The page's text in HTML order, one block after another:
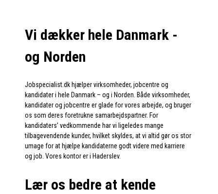
Vi dækker hele Danmark -
og Norden
Jobspecialist.dk hjælper virksomheder, jobcentre og
kandidater i hele Danmark – og i Norden. Både virksomheder,
kandidater og jobcentre er glade for vores arbejde, og bruger
os som deres foretrukne samarbejdspartner. For
kandidaters’ vedkommende har vi ligeledes mange
tilbagevendende kunder, hvilket skyldes, at vi altid gør os stor
umage for at hjælpe kandidaterne godt videre med karriere
og job. Vores kontor er i Haderslev.
Lær os bedre at kende